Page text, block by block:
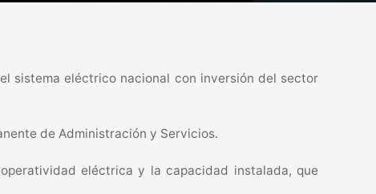
sistema eléctrico nacional con inversión del sector
de Administración y Servicios.
eléctrica y la capacidad instalada, que